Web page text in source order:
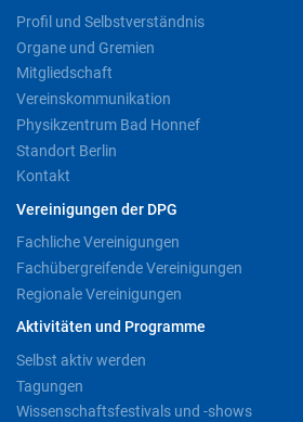
Profil und Selbstverständnis
Organe und Gremien
Mitgliedschaft
Vereinskommunikation
Physikzentrum Bad Honnef
Standort Berlin
Kontakt
Vereinigungen der DPG
Fachliche Vereinigungen
Fachübergreifende Vereinigungen
Regionale Vereinigungen
Aktivitäten und Programme
Selbst aktiv werden
Tagungen
Wissenschaftsfestivals und -shows